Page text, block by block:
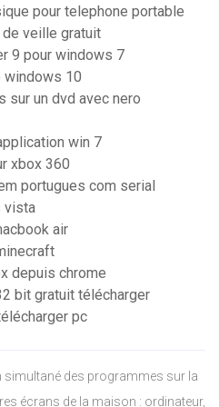
pour telephone portable
de veille gratuit
9 pour windows 7
windows 10
sur un dvd avec nero
win 7
xbox 360
portugues com serial
vista
air
depuis chrome
bit gratuit télécharger
pc
simultané des programmes sur la
écrans de la maison : ordinateur,